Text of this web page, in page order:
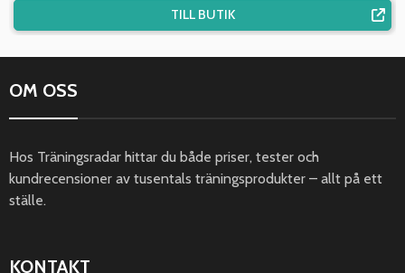
TILL BUTIK
OM OSS
Hos Träningsradar hittar du både priser, tester och
kundrecensioner av tusentals träningsprodukter – allt på ett
ställe.
KONTAKT